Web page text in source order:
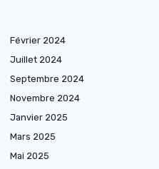
Février 2024
Juillet 2024
Septembre 2024
Novembre 2024
Janvier 2025
Mars 2025
Mai 2025